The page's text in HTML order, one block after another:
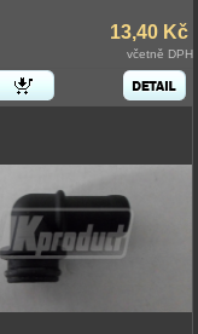
13,40 Kč
včetně DPH